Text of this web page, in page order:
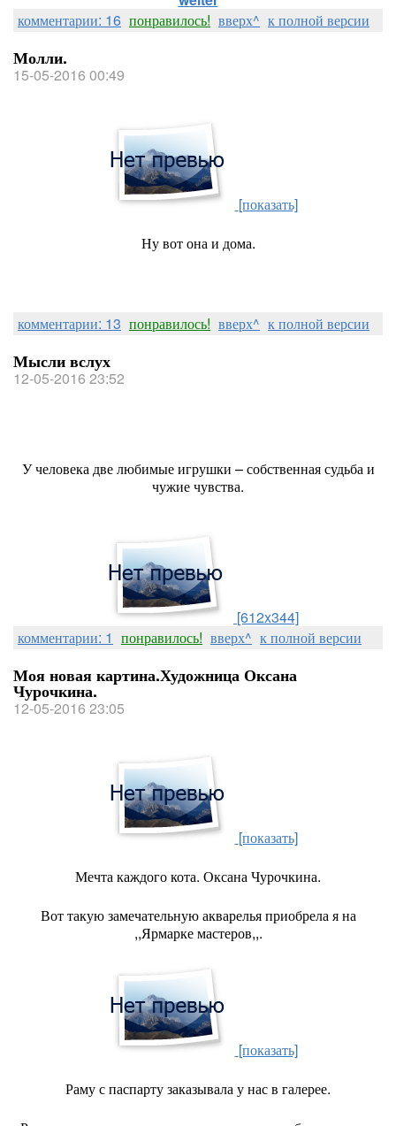
комментарии: 16 понравилось! вверх^ к полной версии
Молли.
15-05-2016 00:49
[показать]
Ну вот она и дома.
комментарии: 13 понравилось! вверх^ к полной версии
Мысли вслух
12-05-2016 23:52
У человека две любимые игрушки – собственная судьба и
чужие чувства.
[612x344]
комментарии: 1 понравилось! вверх^ к полной версии
Моя новая картина.Художница Оксана
Чурочкина.
12-05-2016 23:05
[показать]
Мечта каждого кота. Оксана Чурочкина.
Вот такую замечательную акварелья приобрела я на
,,Ярмарке мастеров,,.
[показать]
Раму с паспарту заказывала у нас в галерее.